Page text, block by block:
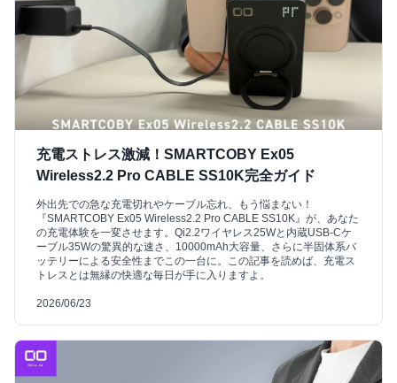
充電ストレス激減！SMARTCOBY Ex05
Wireless2.2 Pro CABLE SS10K完全ガイド
外出先での急な充電切れやケーブル忘れ、もう悩まない！
『SMARTCOBY Ex05 Wireless2.2 Pro CABLE SS10K』が、あなた
の充電体験を一変させます。Qi2.2ワイヤレス25Wと内蔵USB-Cケ
ーブル35Wの驚異的な速さ、10000mAh大容量、さらに半固体系バ
ッテリーによる安全性までこの一台に。この記事を読めば、充電ス
トレスとは無縁の快適な毎日が手に入りますよ。
2026/06/23